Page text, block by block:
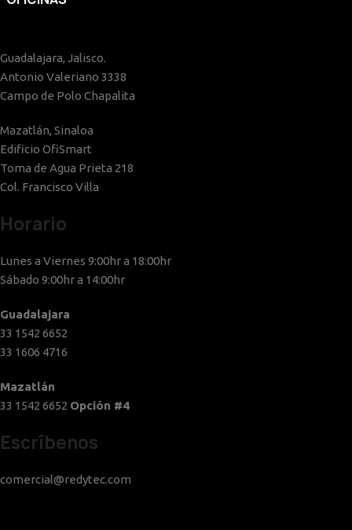
Guadalajara, Jalisco.
Antonio Valeriano 3338
Campo de Polo Chapalita
Mazatlán, Sinaloa
Edificio OfiSmart
Toma de Agua Prieta 218
Col. Francisco Villa
Horario
Lunes a Viernes 9:00hr a 18:00hr
Sábado 9:00hr a 14:00hr
Guadalajara
33 1542 6652
33 1606 4716
Mazatlán
33 1542 6652 Opción #4
Escríbenos
comercial@redytec.com